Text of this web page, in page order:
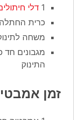
1 דלי
כרית החתלה
משחה
מגבונים חד
התינוק
זמן